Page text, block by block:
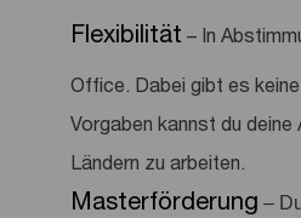
Flexibilität – In
Office. Dabei gibt es
Vorgaben kannst du
Ländern zu arbeiten.
Masterförderung –